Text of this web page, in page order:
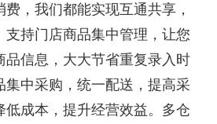
，我们都能实现互通共享，
支持门店商品集中管理，让您
品信息，大大节省重复录入时
集中采购，统一配送，提高采
低成本，提升经营效益。多仓